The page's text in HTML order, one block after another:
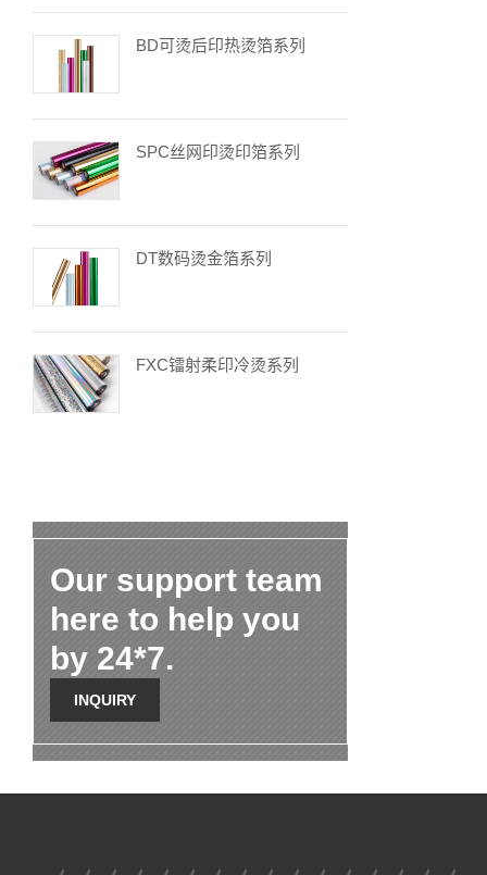
BD可烫后印热烫箔系列
SPC丝网印烫印箔系列
DT数码烫金箔系列
FXC镭射柔印冷烫系列
Our support team
here to help you
by 24*7.
INQUIRY